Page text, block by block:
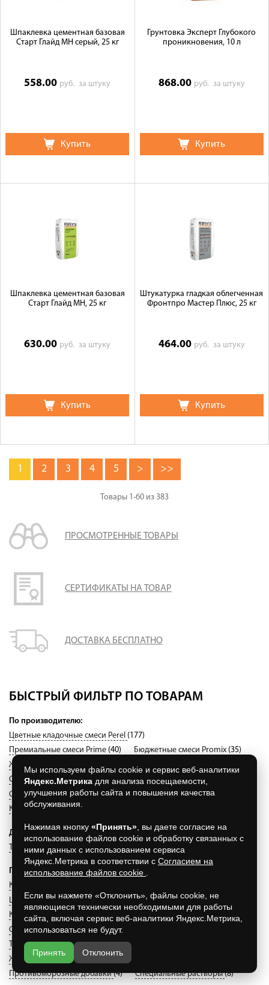
Шпаклевка цементная базовая
Старт Глайд МН серый, 25 кг
558.00 руб.за штуку
Купить
Грунтовка Эксперт Глубокого
проникновения, 10 л
868.00 руб. за штуку
Купить
Шпаклевка цементная базовая
Старт Глайд МН, 25 кг
630.00 руб.за штуку
Купить
Штукатурка гладкая облегченная
Фронтпро Мастер Плюс, 25 кг
464.00 руб. за штуку
Купить
1 2 3 4 5 > >>
Товары 1-60 из 383
ПРОСМОТРЕННЫЕ ТОВАРЫ
СЕРТИФИКАТЫ НА ТОВАР
ДОСТАВКА БЕСПЛАТНО
БЫСТРЫЙ ФИЛЬТР ПО ТОВАРАМ
По производителю:
Цветные кладочные смеси Perel (177)
Премиальные смеси Prime (40) Бюджетные смеси Promix(35)
Жаростойкие смеси Терракот
(17)
Смеси для клинкера Quick-Mix(133)
Смеси для внутренних работ Strasser(76)
Клея и затирки White Hills
Другое:
Теплые растворы Porotherm(960)
По каталогу:
Кладочные растворы
Шпатлевки(25) Штукатурки(54)
Клеевые и монтажные смеси (90) Краски(53)
Сухой бетон(0)
Теплоизоляционные кладочные растворы
Жаростойкие смеси
Промышленные полы
Противоморозные добавки(4) Специальные растворы(8)
Мы используем файлы cookie и сервис веб-аналитики
Яндекс.Метрика для анализа посещаемости,
улучшения работы сайта и повышения качества
обслуживания.
Нажимая кнопку «Принять» , вы даете согласие на
использование файлов cookie и обработку связанных с
ними данных с использованием сервиса
Яндекс.Метрика в соответствии с Согласием на
использование файлов cookie
Если вы нажмете «Отклонить», файлы cookie, не
являющиеся технически необходимыми для работы
сайта, включая сервис веб-аналитики Яндекс.Метрика,
использоваться не будут.
Принять Отклонить